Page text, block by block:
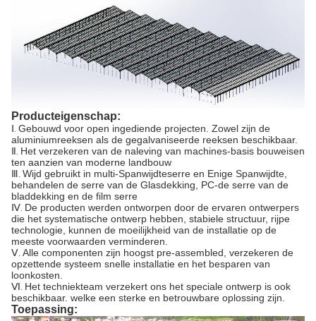
Producteigenschap:
Ⅰ. Gebouwd voor open ingediende projecten. Zowel zijn de
aluminiumreeksen als de gegalvaniseerde reeksen beschikbaar.
Ⅱ. Het verzekeren van de naleving van machines-basis bouweisen
ten aanzien van moderne landbouw
Ⅲ. Wijd gebruikt in multi-Spanwijdteserre en Enige Spanwijdte,
behandelen de serre van de Glasdekking, PC-de serre van de
bladdekking en de film serre
Ⅳ. De producten werden ontworpen door de ervaren ontwerpers
die het systematische ontwerp hebben, stabiele structuur, rijpe
technologie, kunnen de moeilijkheid van de installatie op de
meeste voorwaarden verminderen.
Ⅴ. Alle componenten zijn hoogst pre-assembled, verzekeren de
opzettende systeem snelle installatie en het besparen van
loonkosten.
Ⅵ. Het techniekteam verzekert ons het speciale ontwerp is ook
beschikbaar. welke een sterke en betrouwbare oplossing zijn.
Toepassing: